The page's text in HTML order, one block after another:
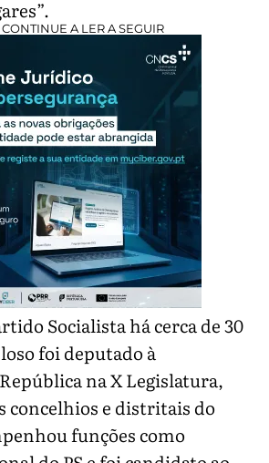
CONTINUE A LER A SEGUIR
Socialista há cerca de 30
foi deputado à
na X Legislatura,
concelhios e distritais do
funções como